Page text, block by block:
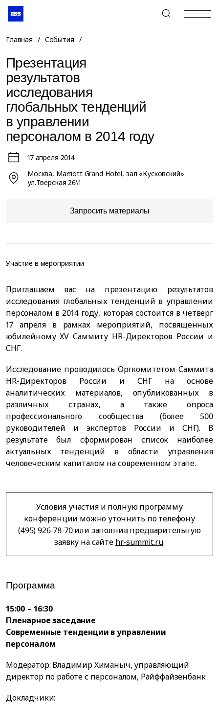
+7 (495) 967-80-80
Главная / События /
Презентация
результатов
исследования
глобальных тенденций
в управлении
персоналом в 2014 году
17 апреля 2014
Москва, Marriott Grand Hotel, зал «Кусковский»
ул.Тверская 26\1
Запросить материалы
Участие в мероприятии
Приглашаем вас на презентацию результатов
исследования глобальных тенденций в управлении
персоналом в 2014 году, которая состоится в четверг
17 апреля в рамках мероприятий, посвященных
юбилейному XV Саммиту HR-Директоров России и
СНГ.
Исследование проводилось Оргкомитетом Саммита
HR-Директоров России и СНГ на основе
аналитических материалов, опубликованных в
различных странах, а также опроса
профессионального сообщества (более 500
руководителей и экспертов России и СНГ). В
результате был сформирован список наиболее
актуальных тенденций в области управления
человеческим капиталом на современном этапе.
Условия участия и полную программу
конференции можно уточнить по телефону
(495) 926-78-70 или заполнив предварительную
заявку на сайте hr-summit.ru.
Программа
15:00 – 16:30
Пленарное заседание
Современные тенденции в управлении
персоналом
Модератор: Владимир Химаныч, управляющий
директор по работе с персоналом, Райффайзенбанк
Докладчики: